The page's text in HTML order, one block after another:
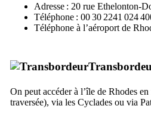
Adresse : 20 rue Ethelonton-
Téléphone : 00 30 2241 024
Téléphone à l’aéroport de
On peut accéder à l’île de Rhodes
traversée), via les Cyclades ou via